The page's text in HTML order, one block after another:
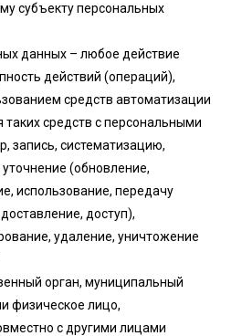
субъекту персональных
данных – любое действие
действий (операций),
средств автоматизации
таких средств с персональными
запись, систематизацию,
(обновление,
использование, передачу
доступ),
удаление, уничтожение
орган, муниципальный
физическое лицо,
с другими лицами